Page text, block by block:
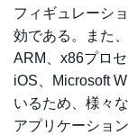
フィギュレーシ
効である。また
ARM、x86プロ
iOS、Microsoft
いるため、様々
アプリケーショ